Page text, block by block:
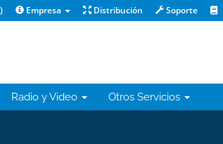
) Empresa Distribución Soporte
Radio y Video Otros Servicios